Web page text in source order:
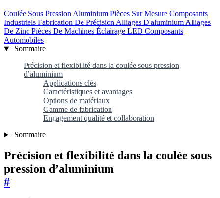
Coulée Sous Pression Aluminium Pièces Sur Mesure Composants
Industriels Fabrication De PrécisionAlliages D'aluminiumAlliages
De Zinc Pièces De Machines Éclairage LED Composants
Automobiles
Sommaire
Précision et flexibilité dans la coulée sous pression
d’aluminium
Applications clés
Caractéristiques et avantages
Options de matériaux
Gamme de fabrication
Engagement qualité et collaboration
Sommaire
Précision et flexibilité dans la coulée sous
pression d’aluminium
#